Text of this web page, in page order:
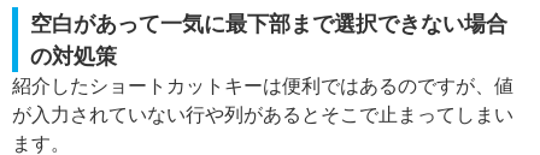
空白があって一気に最下部まで選択できない場合
の対処策
紹介したショートカットキーは便利ではあるのですが、値
が入力されていない行や列があるとそこで止まってしまい
ます。